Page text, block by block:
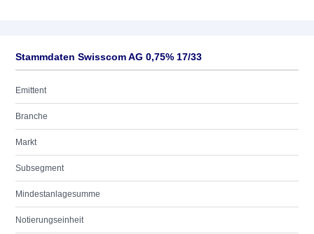
Stammdaten Swisscom AG 0,75% 17/33
Emittent
Branche
Markt
Subsegment
Mindestanlagesumme
Notierungseinheit